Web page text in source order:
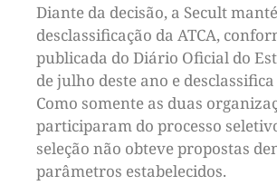
Diante da decisão, a Secult
desclassificação da ATCA,
publicada do Diário Oficial do
de julho deste ano e desclassifica
Como somente as duas
participaram do processo
seleção não obteve propostas
parâmetros estabelecidos.